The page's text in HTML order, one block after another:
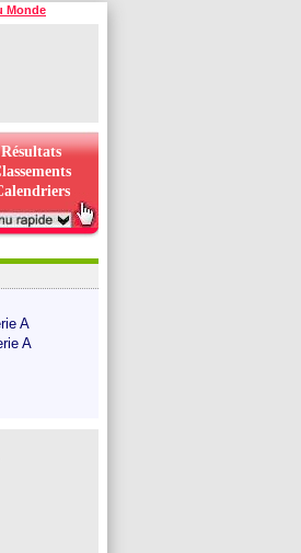
Monde
Résultats
A
A